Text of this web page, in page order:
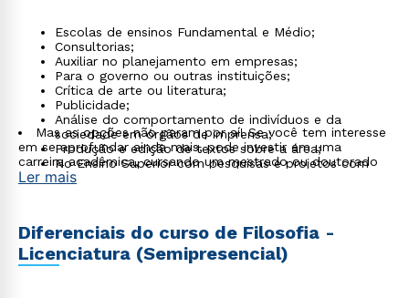
Escolas de ensinos Fundamental e Médio;
Consultorias;
Auxiliar no planejamento em empresas;
Para o governo ou outras instituições;
Crítica de arte ou literatura;
Publicidade;
Análise do comportamento de indivíduos e da
sociedade em órgãos de imprensa;
Produção e edição de textos sobre a área;
No Ensino Superior com pesquisas e projetos com
alunos e professores
Mas as opções não param por aí! Se você tem interesse
em se aprofundar ainda mais, pode investir em uma
carreira acadêmica, cursando um mestrado ou doutorado
Ler mais
Diferenciais do curso de Filosofia -
Licenciatura (Semipresencial)